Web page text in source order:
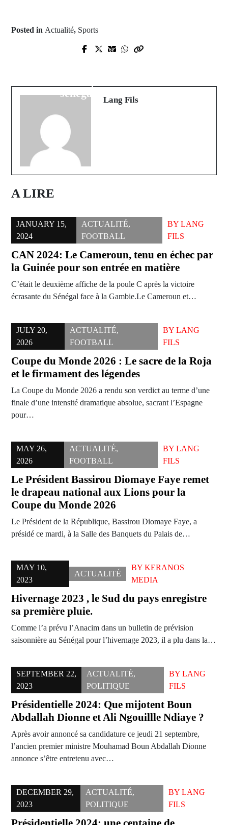
Posted in Actualité, Sports
Prev Post
sorties en masse
Next Post
sénégalaise, est décédé
Lang Fils
A LIRE
JANUARY 15,
2024
ACTUALITÉ,
FOOTBALL
BY LANG
FILS
CAN 2024: Le Cameroun, tenu en échec par
la Guinée pour son entrée en matière
C’était le deuxième affiche de la poule C après la victoire
écrasante du Sénégal face à la Gambie.Le Cameroun et…
JULY 20,
2026
ACTUALITÉ,
FOOTBALL
BYLANG
FILS
Coupe du Monde 2026 : Le sacre de la Roja
et le firmament des légendes
La Coupe du Monde 2026 a rendu son verdict au terme d’une
finale d’une intensité dramatique absolue, sacrant l’Espagne
pour…
MAY 26,
2026
ACTUALITÉ,
FOOTBALL
BYLANG
FILS
Le Président Bassirou Diomaye Faye remet
le drapeau national aux Lions pour la
Coupe du Monde 2026
Le Président de la République, Bassirou Diomaye Faye, a
présidé ce mardi, à la Salle des Banquets du Palais de…
MAY 10,
2023
ACTUALITÉ
BYKERANOS
MEDIA
Hivernage 2023 , le Sud du pays enregistre
sa première pluie.
Comme l’a prévu l’Anacim dans un bulletin de prévision
saisonnière au Sénégal pour l’hivernage 2023, il a plu dans la…
SEPTEMBER 22,
2023
ACTUALITÉ,
POLITIQUE
BYLANG
FILS
Présidentielle 2024: Que mijotent Boun
Abdallah Dionne et Ali Ngouillle Ndiaye ?
Après avoir annoncé sa candidature ce jeudi 21 septembre,
l’ancien premier ministre Mouhamad Boun Abdallah Dionne
annonce s’être entretenu avec…
DECEMBER 29,
2023
ACTUALITÉ,
POLITIQUE
BYLANG
FILS